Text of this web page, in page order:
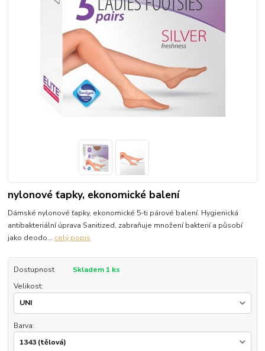
nylonové ťapky, ekonomické balení
Dámské nylonové ťapky, ekonomické 5-ti párové balení. Hygienická
antibakteriální úprava Sanitized, zabraňuje množení bakterií a působí
jako deodo... celý popis
Dostupnost
Skladem 1 ks
Velikost:
Barva: